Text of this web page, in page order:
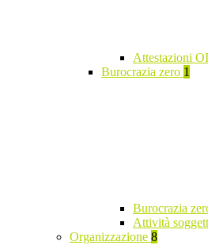
Attestazioni
Burocrazia zero 1
Burocrazia
Attività
Organizzazione 8